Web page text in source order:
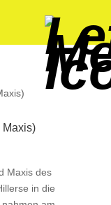
Maxis)
Maxis des
in die
Back
1. Herren
2. Herren
Back
Weibliche
Back
NHC
Back
Vorstand
Satzung
Back
Back
Download
Back